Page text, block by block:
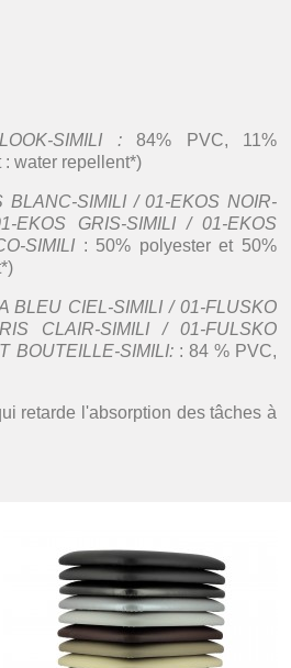
SIMILI :
84% PVC, 11%
: water repellent*)
BLANC-SIMILI / 01-EKOS NOIR-
EKOS GRIS-SIMILI / 01-EKOS
SIMILI: 50% polyester et 50%
BLEU CIEL-SIMILI / 01-FLUSKO
CLAIR-SIMILI / 01-FULSKO
BOUTEILLE-SIMILI: : 84 % PVC,
retarde l'absorption des tâches à